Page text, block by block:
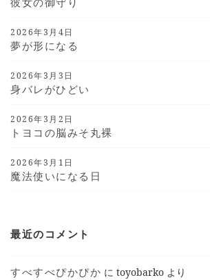
2026年3月4日
夢が形になる
2026年3月3日
身バレがひどい
2026年3月2日
トヨコの脳みそ丸裸
2026年3月1日
魔法使いになる日
最近のコメント
すべすべぴかぴか にtoyobarko より